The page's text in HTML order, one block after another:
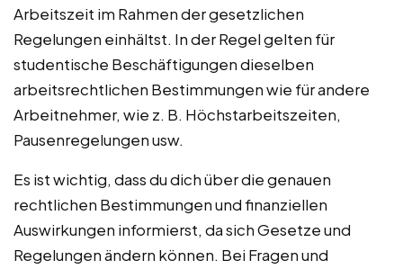
Arbeitszeit im Rahmen der gesetzlichen
Regelungen einhältst. In der Regel gelten für
studentische Beschäftigungen dieselben
arbeitsrechtlichen Bestimmungen wie für andere
Arbeitnehmer, wie z. B. Höchstarbeitszeiten,
Pausenregelungen usw.
Es ist wichtig, dass du dich über die genauen
rechtlichen Bestimmungen und finanziellen
Auswirkungen informierst, da sich Gesetze und
Regelungen ändern können. Bei Fragen und